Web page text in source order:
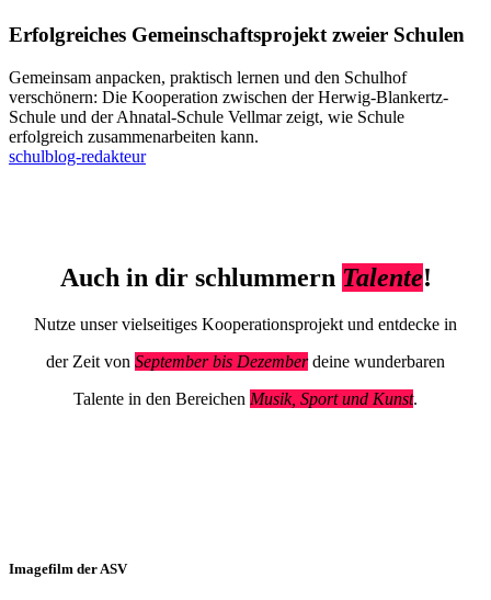
Schulen
Erfolgreiches Gemeinschaftsprojekt zweier Schulen
Gemeinsam anpacken, praktisch lernen und den Schulhof
verschönern: Die Kooperation zwischen der Herwig-Blankertz-
Schule und der Ahnatal-Schule Vellmar zeigt, wie Schule
erfolgreich zusammenarbeiten kann.
schulblog-redakteur
Auch in dir schlummern Talente!
Nutze unser vielseitiges Kooperationsprojekt und entdecke in
der Zeit von September bis Dezemberdeine wunderbaren
Talente in den Bereichen Musik, Sport und Kunst.
Imagefilm der ASV